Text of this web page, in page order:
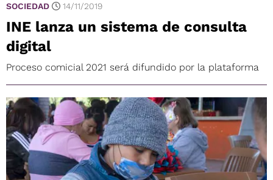
SOCIEDAD 14/11/2019
INE lanza un sistema de consulta
digital
Proceso comicial 2021 será difundido por la plataforma